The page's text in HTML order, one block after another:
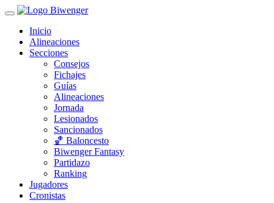
Inicio
Alineaciones
Secciones
Consejos
Fichajes
Guías
Alineaciones
Jornada
Lesionados
Sancionados
🏀 Baloncesto
Biwenger Fantasy
Partidazo
Ranking
Jugadores
Cronistas